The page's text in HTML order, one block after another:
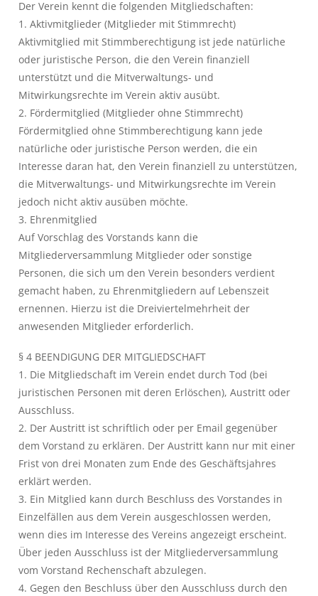
Der Verein kennt die folgenden Mitgliedschaften:
1. Aktivmitglieder (Mitglieder mit Stimmrecht)
Aktivmitglied mit Stimmberechtigung ist jede natürliche
oder juristische Person, die den Verein finanziell
unterstützt und die Mitverwaltungs- und
Mitwirkungsrechte im Verein aktiv ausübt.
2. Fördermitglied (Mitglieder ohne Stimmrecht)
Fördermitglied ohne Stimmberechtigung kann jede
natürliche oder juristische Person werden, die ein
Interesse daran hat, den Verein finanziell zu unterstützen,
die Mitverwaltungs- und Mitwirkungsrechte im Verein
jedoch nicht aktiv ausüben möchte.
3. Ehrenmitglied
Auf Vorschlag des Vorstands kann die
Mitgliederversammlung Mitglieder oder sonstige
Personen, die sich um den Verein besonders verdient
gemacht haben, zu Ehrenmitgliedern auf Lebenszeit
ernennen. Hierzu ist die Dreiviertelmehrheit der
anwesenden Mitglieder erforderlich.
§ 4 BEENDIGUNG DER MITGLIEDSCHAFT
1. Die Mitgliedschaft im Verein endet durch Tod (bei
juristischen Personen mit deren Erlöschen), Austritt oder
Ausschluss.
2. Der Austritt ist schriftlich oder per Email gegenüber
dem Vorstand zu erklären. Der Austritt kann nur mit einer
Frist von drei Monaten zum Ende des Geschäftsjahres
erklärt werden.
3. Ein Mitglied kann durch Beschluss des Vorstandes in
Einzelfällen aus dem Verein ausgeschlossen werden,
wenn dies im Interesse des Vereins angezeigt erscheint.
Über jeden Ausschluss ist der Mitgliederversammlung
vom Vorstand Rechenschaft abzulegen.
4. Gegen den Beschluss über den Ausschluss durch den